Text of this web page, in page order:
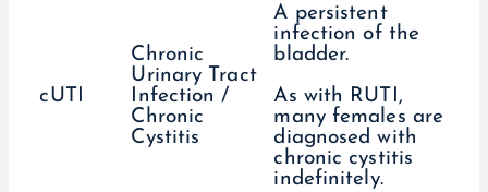
cUTI
Chronic
Urinary Tract
Infection /
Chronic
Cystitis
A persistent
infection of the
bladder.
As with RUTI,
many females are
diagnosed with
chronic cystitis
indefinitely.